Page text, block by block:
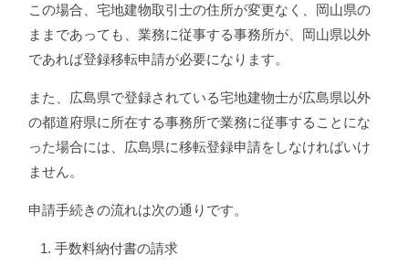
この場合、宅地建物取引士の住所が変更なく、岡山県の
ままであっても、業務に従事する事務所が、岡山県以外
であれば登録移転申請が必要になります。
また、広島県で登録されている宅地建物士が広島県以外
の都道府県に所在する事務所で業務に従事することにな
った場合には、広島県に移転登録申請をしなければいけ
ません。
申請手続きの流れは次の通りです。
手数料納付書の請求